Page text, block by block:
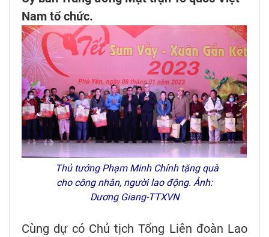
Nam tổ chức.
Thủ tướng Phạm Minh Chính tặng quà
cho công nhân, người lao động. Ảnh:
Dương Giang-TTXVN
Cùng dự có Chủ tịch Tổng Liên đoàn Lao